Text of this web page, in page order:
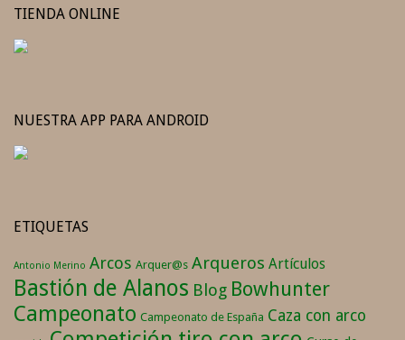
TIENDA ONLINE
NUESTRA APP PARA ANDROID
ETIQUETAS
Antonio Merino Arcos Arquer@s Arqueros Artículos
Bastión de Alanos Blog Bowhunter
Campeonato Campeonato de España Caza con arco